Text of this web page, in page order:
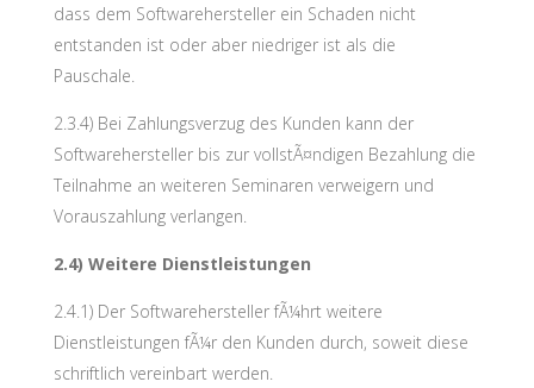
dass dem Softwarehersteller ein Schaden nicht
entstanden ist oder aber niedriger ist als die
Pauschale.
2.3.4) Bei Zahlungsverzug des Kunden kann der
Softwarehersteller bis zur vollstÃ¤ndigen Bezahlung die
Teilnahme an weiteren Seminaren verweigern und
Vorauszahlung verlangen.
2.4) Weitere Dienstleistungen
2.4.1) Der Softwarehersteller fÃ¼hrt weitere
Dienstleistungen fÃ¼r den Kunden durch, soweit diese
schriftlich vereinbart werden.